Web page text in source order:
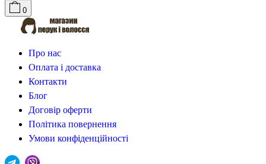
0
Про нас
Оплата і доставка
Контакти
Блог
Договір оферти
Політика повернення
Умови конфіденційності